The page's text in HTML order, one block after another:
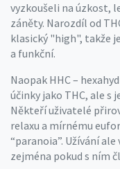
vyzkoušeli na úzkost,
záněty. Narozdíl od
klasický "high", takže
a funkční.
Naopak HHC –
účinky jako THC, ale s
Někteří uživatelé
relaxu a mírnému
“paranoia”. Užívání
zejména pokud s ním